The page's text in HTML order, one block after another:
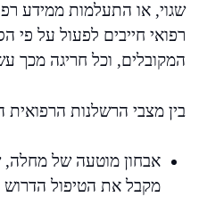
שגוי, או התעלמות ממידע
רפואי חייבים לפעול על פי
המקובלים, וכל חריגה מכך
בין מצבי הרשלנות הרפואית
אבחון מוטעה של מחלה,
מקבל את הטיפול הדרוש